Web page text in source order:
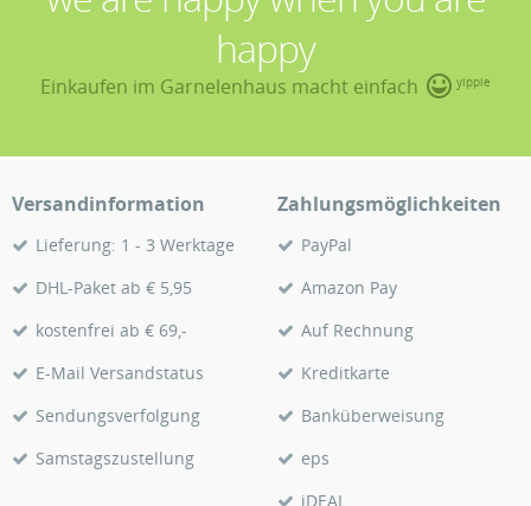
happy
Einkaufen im Garnelenhaus macht einfach yippie
Versandinformation
Lieferung: 1 - 3 Werktage
DHL-Paket ab € 5,95
kostenfrei ab € 69,-
E-Mail Versandstatus
Sendungsverfolgung
Samstagszustellung
Zahlungsmöglichkeiten
PayPal
Amazon Pay
Auf Rechnung
Kreditkarte
Banküberweisung
eps
iDEAL